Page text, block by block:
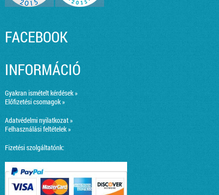
FACEBOOK
INFORMÁCIÓ
Gyakran ismételt kérdések »
Előfizetési csomagok »
Adatvédelmi nyilatkozat »
Felhasználási feltételek »
Fizetési szolgáltatónk: